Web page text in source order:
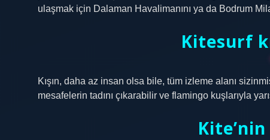
ulaşmak için Dalaman Havalimanını ya da Bodrum
Kitesurf
Kışın, daha az insan olsa bile, tüm izleme alanı
mesafelerin tadını çıkarabilir ve flamingo kuşlarıyla